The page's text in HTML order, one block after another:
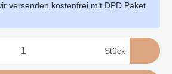
versenden kostenfrei mit DPD Paket
Stück